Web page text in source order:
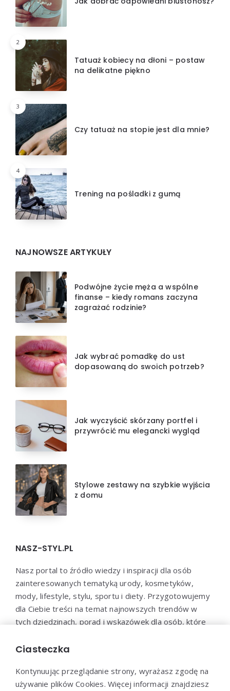
2
Tatuaż kobiecy na dłoni – postaw
na delikatne piękno
3
Czy tatuaż na stopie jest dla mnie?
4
Trening na pośladki z gumą
NAJNOWSZE ARTYKUŁY
Podwójne życie męża a wspólne
finanse – kiedy romans zaczyna
zagrażać rodzinie?
Jak wybrać pomadkę do ust
dopasowaną do swoich potrzeb?
Jak wyczyścić skórzany portfel i
przywrócić mu elegancki wygląd
Stylowe zestawy na szybkie wyjścia
z domu
NASZ-STYL.PL
Nasz portal to źródło wiedzy i inspiracji dla osób
zainteresowanych tematyką urody, kosmetyków,
mody, lifestyle, stylu, sportu i diety. Przygotowujemy
dla Ciebie treści na temat najnowszych trendów w
tych dziedzinach, porad i wskazówek dla osób, które
Dołącz do naszej społeczności i bądź na bieżąco z
Ciasteczka
Kontynuując przeglądanie strony, wyrażasz zgodę na
używanie plików Cookies. Więcej informacji znajdziesz